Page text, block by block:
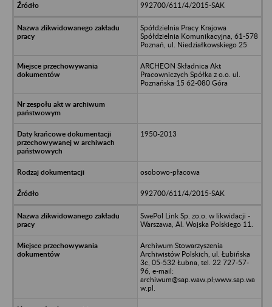
992700/611/4/2015-SAK
Spółdzielnia Pracy Krajowa
Spółdzielnia Komunikacyjna, 61-578
Poznań, ul. Niedziałkowskiego 25
ARCHEON Składnica Akt
Pracowniczych Spółka z o.o. ul.
Poznańska 15 62-080 Góra
1950-2013
osobowo-płacowa
992700/611/4/2015-SAK
SwePol Link Sp. zo.o. w likwidacji -
Warszawa, Al. Wojska Polskiego 11.
Archiwum Stowarzyszenia
Archiwistów Polskich, ul. Łubińska
3c, 05-532 Łubna, tel. 22 727-57-
96, e-mail:
archiwum@sap.waw.pl;www.sap.wa
w.pl.